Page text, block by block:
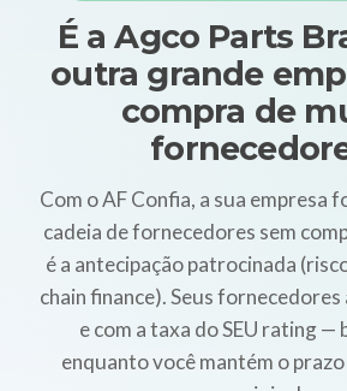
É a Agco Parts
outra grande
compra de
Com o AF Confia, a sua empresa
cadeia de fornecedores sem
é a antecipação patrocinada
chain finance). Seus fornecedores
e com a taxa do SEU rating —
enquanto você mantém o